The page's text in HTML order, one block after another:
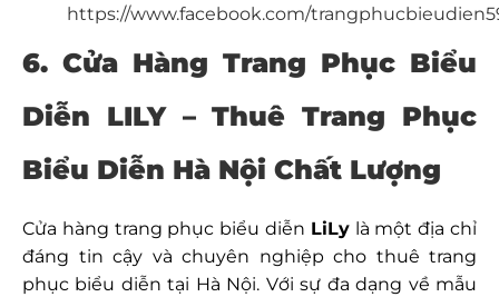
https://www.facebook.com/
6. Cửa Hàng Trang Phục Biểu
Diễn LILY – Thuê Trang Phục
Biểu Diễn Hà Nội Chất Lượng
Cửa hàng trang phục biểu diễn LiLylà một địa chỉ
đáng tin cậy và chuyên nghiệp cho thuê trang
phục biểu diễn tại Hà Nội. Với sự đa dạng về mẫu